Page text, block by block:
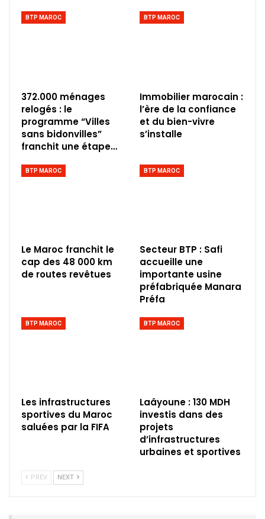
BTP MAROC
372.000 ménages
relogés : le
programme “Villes
sans bidonvilles”
franchit une étape…
BTP MAROC
Immobilier marocain :
l’ère de la confiance
et du bien-vivre
s’installe
BTP MAROC
Le Maroc franchit le
cap des 48 000 km
de routes revêtues
BTP MAROC
Secteur BTP : Safi
accueille une
importante usine
préfabriquée Manara
Préfa
BTP MAROC
Les infrastructures
sportives du Maroc
saluées par la FIFA
BTP MAROC
Laâyoune : 130 MDH
investis dans des
projets
d’infrastructures
urbaines et sportives
PREV NEXT